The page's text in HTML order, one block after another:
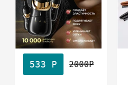
533 Р 2000Р